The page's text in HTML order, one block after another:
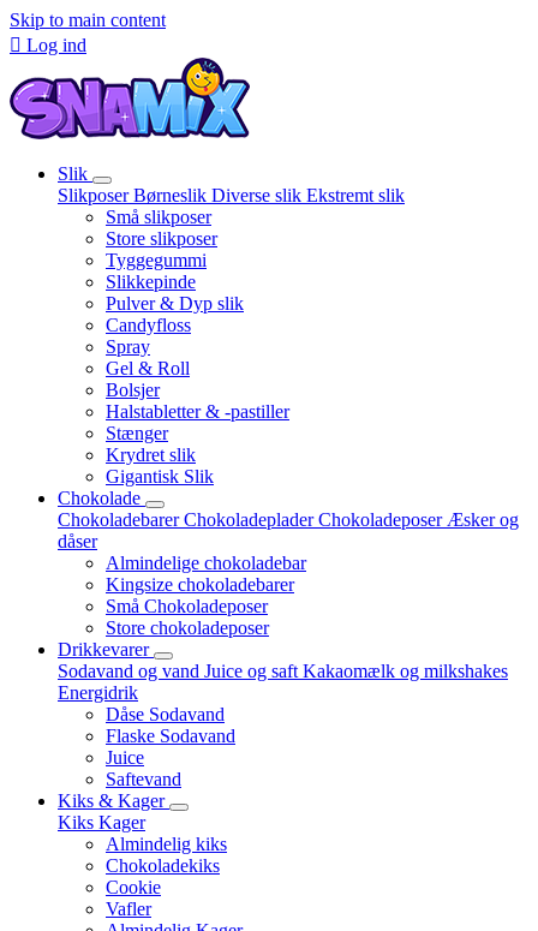
Skip to main content
 Log ind
Slik
SlikposerBørneslik Diverse slik Ekstremt slik
Små slikposer
Store slikposer
Tyggegummi
Slikkepinde
Pulver & Dyp slik
Candyfloss
Spray
Gel & Roll
Bolsjer
Halstabletter & -pastiller
Stænger
Krydret slik
Gigantisk Slik
Chokolade
ChokoladebarerChokoladepladerChokoladeposer Æsker og
dåser
Almindelige chokoladebar
Kingsize chokoladebarer
Små Chokoladeposer
Store chokoladeposer
Drikkevarer
Sodavand og vand Juice og saft Kakaomælk og milkshakes
Energidrik
Dåse Sodavand
Flaske Sodavand
Juice
Saftevand
Kiks & Kager
Kiks Kager
Almindelig kiks
Chokoladekiks
Cookie
Vafler